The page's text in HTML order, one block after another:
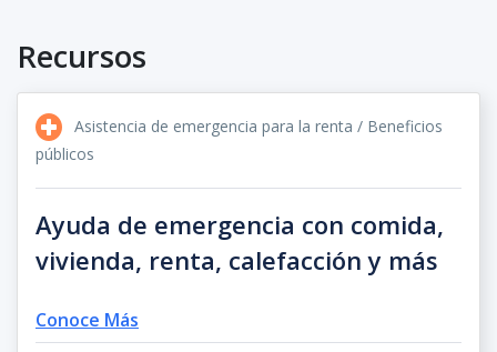
Recursos
Asistencia de emergencia para la renta / Beneficios
públicos
Ayuda de emergencia con comida,
vivienda, renta, calefacción y más
Conoce Más